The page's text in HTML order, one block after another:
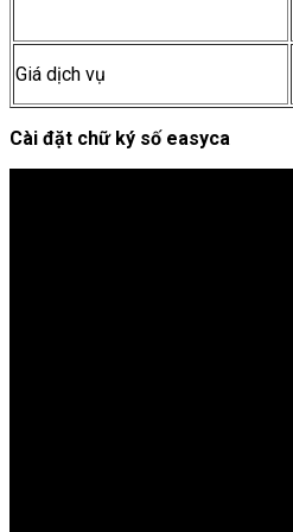
Giá dịch vụ
Cài đặt chữ ký số easyca